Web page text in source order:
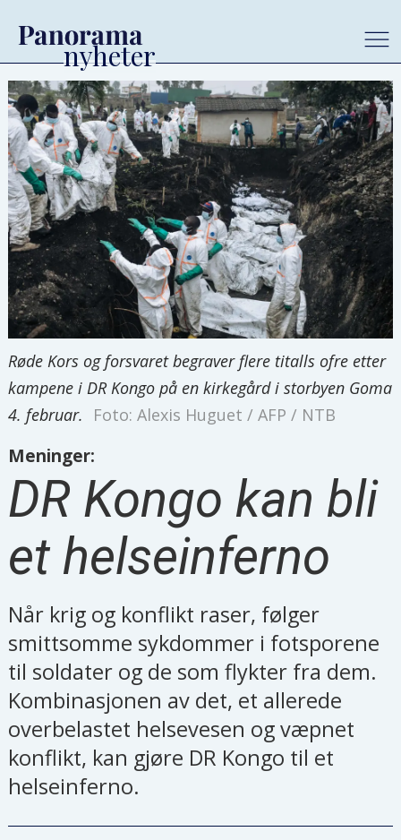
Røde Kors og forsvaret begraver flere titalls ofre etter
kampene i DR Kongo på en kirkegård i storbyen Goma
4. februar.
Foto: Alexis Huguet / AFP / NTB
Meninger:
DR Kongo kan bli
et helseinferno
Når krig og konflikt raser, følger
smittsomme sykdommer i fotsporene
til soldater og de som flykter fra dem.
Kombinasjonen av det, et allerede
overbelastet helsevesen og væpnet
konflikt, kan gjøre DR Kongo til et
helseinferno.